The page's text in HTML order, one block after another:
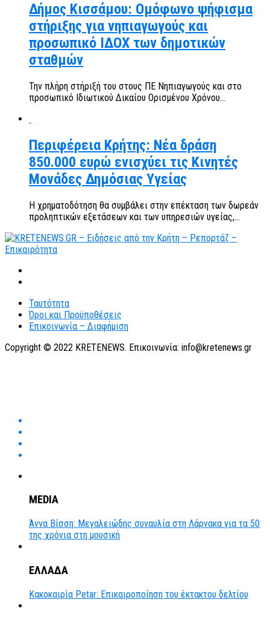
Δήμος Κισσάμου: Ομόφωνο ψήφισμα
στήριξης για νηπιαγωγούς και
προσωπικό ΙΔΟΧ των δημοτικών
σταθμών
Την πλήρη στήριξή του στους ΠΕ Νηπιαγωγούς και στο
προσωπικό Ιδιωτικού Δικαίου Ορισμένου Χρόνου...
Περιφέρεια Κρήτης: Νέα δράση
850.000 ευρώ ενισχύει τις Κινητές
Μονάδες Δημόσιας Υγείας
Η χρηματοδότηση θα συμβάλει στην επέκταση των δωρεάν
προληπτικών εξετάσεων και των υπηρεσιών υγείας,...
Ταυτότητα
Όροι και Προϋποθέσεις
Επικοινωνία – Διαφήμιση
Copyright © 2022 KRETENEWS. Επικοινωνία: info@kretenews.gr
MEDIA
Άννα Βίσση: Μεγαλειώδης συναυλία στη Λάρνακα για τα 50
της χρόνια στη μουσική
ΕΛΛΑΔΑ
Κακοκαιρία Petar: Επικαιροποίηση του έκτακτου δελτίου